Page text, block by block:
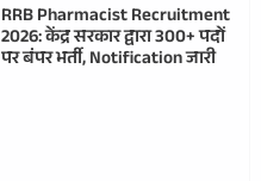
RRB Pharmacist Recruitment
2026: केंद्र सरकार द्वारा 300+ पदों
पर बंपर भर्ती, Notification जारी